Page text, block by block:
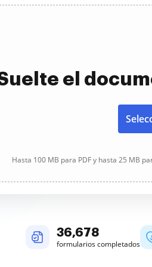
el
Hasta 100 MB para PDF y hasta 25 MB para
36,678
formularios completados